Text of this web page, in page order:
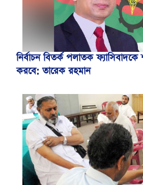
নির্বাচন বিতর্ক পলাতক ফ্যাসিবাদকে
করবে: তারেক রহমান